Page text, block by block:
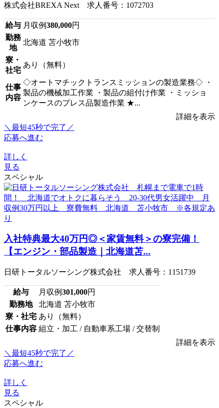
株式会社BREXA Next 求人番号：1072703
給与 月収例380,000円
勤務
地
北海道 苫小牧市
寮・
社宅
あり（無料）
仕事
内容
◇オートマチックトランスミッションの製造業務◇ ・
製品の機械加工作業 ・製品の組付け作業 ・ミッショ
ンケースのプレス品製造作業 ★...
詳細を表示
＼最短45秒で完了／
応募へ進む
詳しく
見る
スペシャル
入社特典最大40万円◎＜家賃無料＞の寮完備！
【エンジン・部品製造｜北海道苫...
日研トータルソーシング株式会社 求人番号：1151739
給与 月収例301,000円
勤務地
北海道 苫小牧市
寮・社宅 あり（無料）
仕事内容 組立・加工 / 自動車系工場 / 交替制
詳細を表示
＼最短45秒で完了／
応募へ進む
詳しく
見る
スペシャル